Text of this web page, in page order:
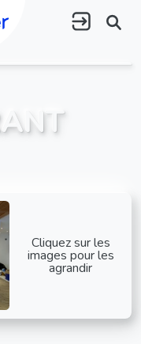
Cliquez sur les
images pour les
agrandir